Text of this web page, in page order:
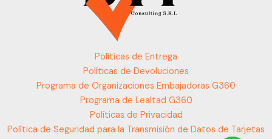
Políticas de Entrega
Políticas de Devoluciones
Programa de Organizaciones Embajadoras G360
Programa de Lealtad G360
Políticas de Privacidad
Política de Seguridad para la Transmisión de Datos de Tarjetas